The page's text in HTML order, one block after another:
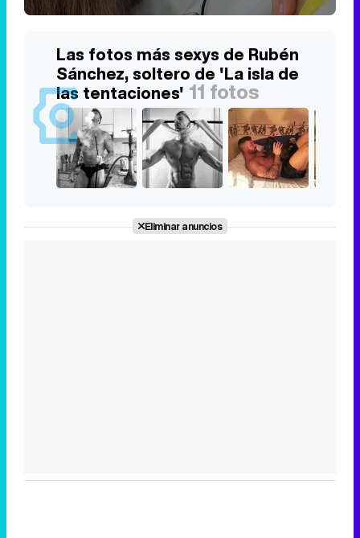
Las fotos más sexys de Rubén
Sánchez, soltero de 'La isla de
las tentaciones' 11 fotos
Eliminar anuncios